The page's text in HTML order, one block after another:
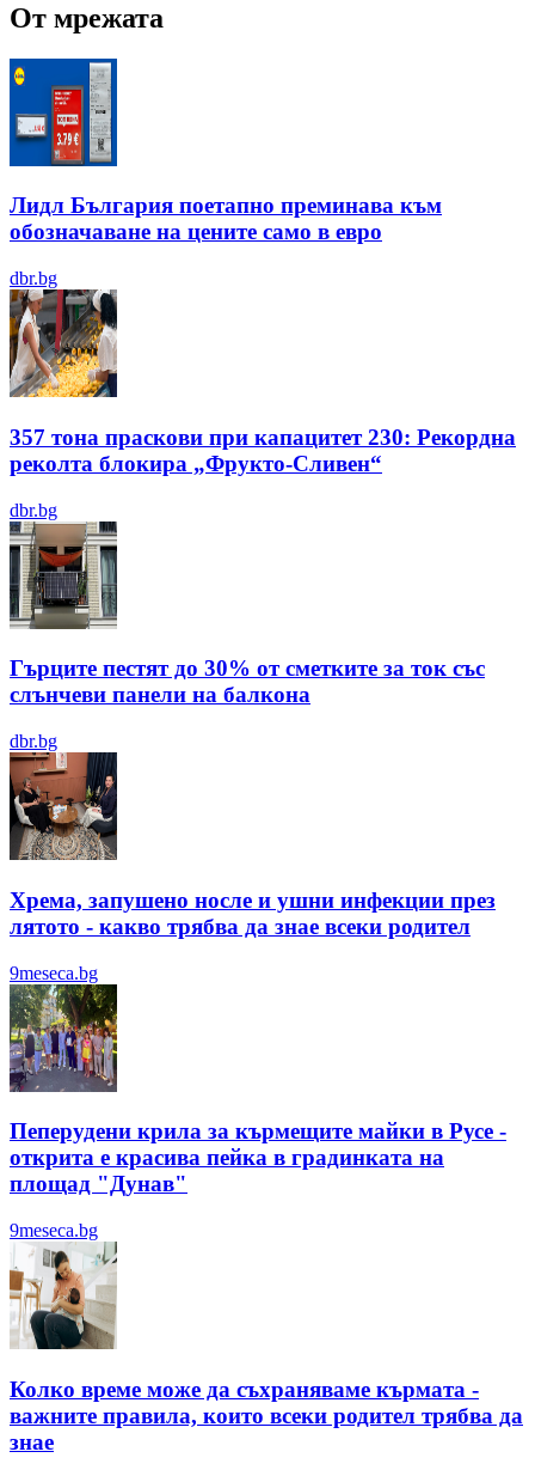
От мрежата
Лидл България поетапно преминава към
обозначаване на цените само в евро
dbr.bg
357 тона праскови при капацитет 230: Рекордна
реколта блокира „Фрукто-Сливен“
dbr.bg
Гърците пестят до 30% от сметките за ток със
слънчеви панели на балкона
dbr.bg
Хрема, запушено носле и ушни инфекции през
лятотo - какво трябва да знае всеки родител
9meseca.bg
Пеперудени крила за кърмещите майки в Русе -
открита е красива пейка в градинката на
площад "Дунав"
9meseca.bg
Колко време може да съхраняваме кърмата -
важните правила, които всеки родител трябва да
знае